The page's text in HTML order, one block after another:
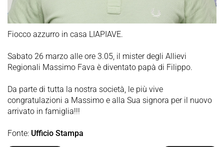
Fiocco azzurro in casa LIAPIAVE.
Sabato 26 marzo alle ore 3.05, il mister degli Allievi
Regionali Massimo Fava è diventato papà di Filippo.
Da parte di tutta la nostra società, le più vive
congratulazioni a Massimo e alla Sua signora per il nuovo
arrivato in famiglia!!!
Fonte: Ufficio Stampa